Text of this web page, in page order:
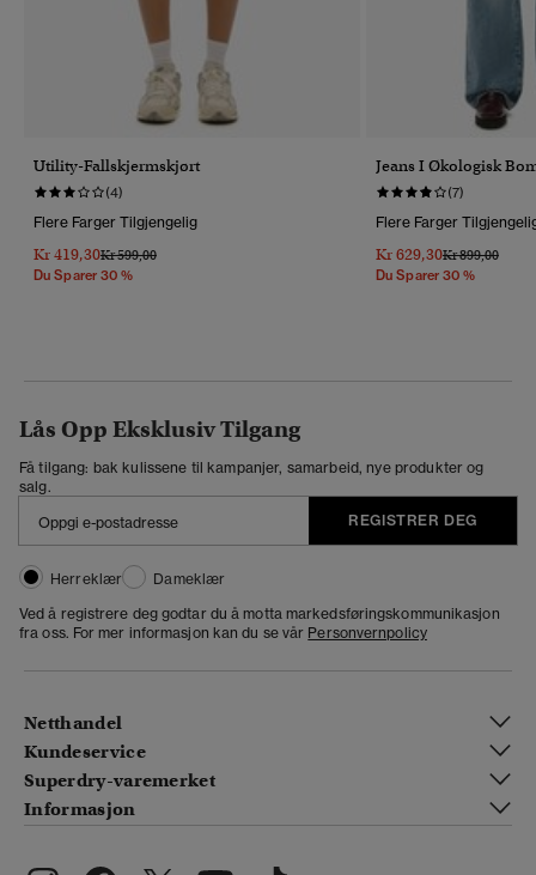
Utility-Fallskjermskjørt
(4)
Flere Farger Tilgjengelig
Kr 419,30Pris Nedsatt Fra
Kr 599,00Til
Du Sparer 30 %
Jeans I Økologisk
(7)
Flere Farger
Kr 629,30Pris Nedsatt
Kr 899,00Til
Du Sparer 30 %
Lås Opp Eksklusiv Tilgang
Få tilgang: bak kulissene til kampanjer, samarbeid, nye produkter og
salg.
REGISTRER DEG
Herreklær
Dameklær
Ved å registrere deg godtar du å motta markedsføringskommunikasjon
fra oss. For mer informasjon kan du se vår Personvernpolicy
Netthandel
Kundeservice
Superdry-varemerket
Informasjon